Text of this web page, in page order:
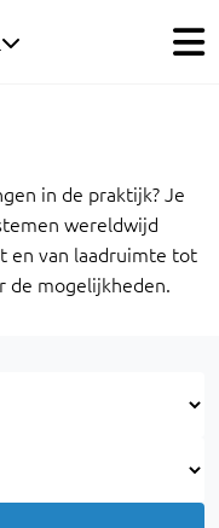
in de praktijk? Je
wereldwijd
en van laadruimte tot
de mogelijkheden.